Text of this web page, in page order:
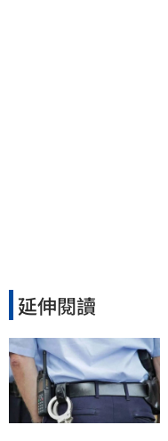
延伸閱讀